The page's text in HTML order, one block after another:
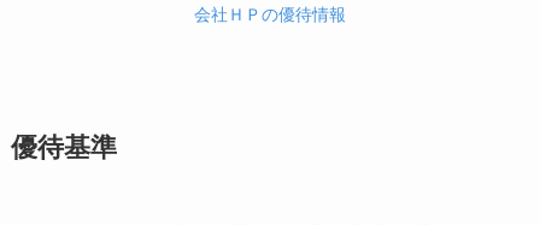
会社ＨＰの優待情報
優待基準